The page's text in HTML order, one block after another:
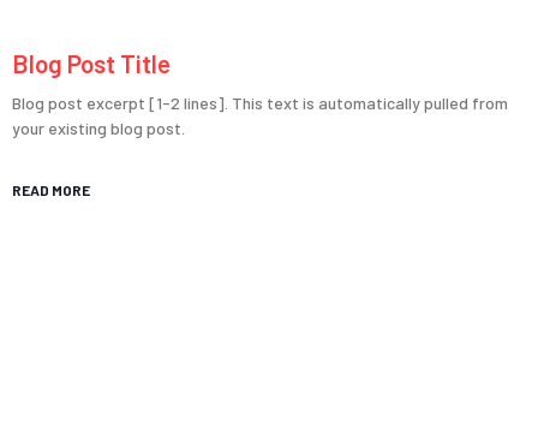
Blog Post Title
Blog post excerpt [1-2 lines]. This text is automatically pulled from
your existing blog post.
READ MORE